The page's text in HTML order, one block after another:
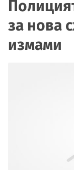
за нова
измами